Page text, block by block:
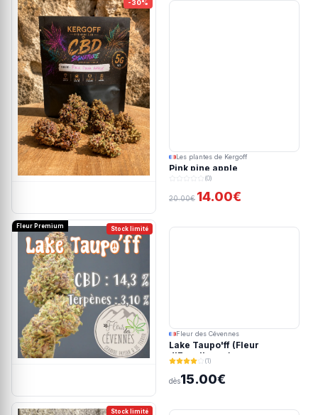
-30%
Les plantes de Kergoff
Pink pine apple
(0)
20.00€ 14.00€
Stock limité
Fleur Premium
Fleur des Cévennes
Lake Taupo'ff (Fleur
d'Excellence)
(1)
dès15.00€
Stock limité